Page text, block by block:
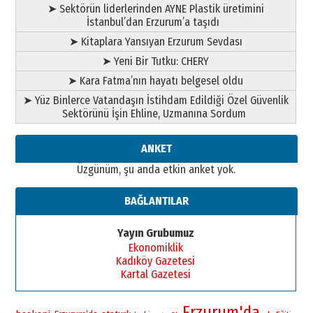
➤ Sektörün liderlerinden AYNE Plastik üretimini
İstanbul’dan Erzurum’a taşıdı
➤ Kitaplara Yansıyan Erzurum Sevdası
➤ Yeni Bir Tutku: CHERY
➤ Kara Fatma’nın hayatı belgesel oldu
➤ Yüz Binlerce Vatandaşın İstihdam Edildiği Özel Güvenlik
Sektörünü İşin Ehline, Uzmanına Sordum
ANKET
Üzgünüm, şu anda etkin anket yok.
BAĞLANTILAR
Yayın Grubumuz
Ekonomiklik
Kadıköy Gazetesi
Kartal Gazetesi